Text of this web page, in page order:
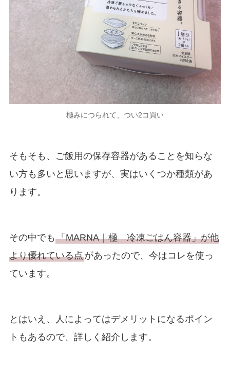
極みにつられて、つい2コ買い
そもそも、ご飯用の保存容器があることを知らな
い方も多いと思いますが、実はいくつか種類があ
ります。
その中でも 「MARNA｜極冷凍ごはん容器」が他
より優れている点があったので、今はコレを使っ
ています。
とはいえ、人によってはデメリットになるポイン
トもあるので、詳しく紹介します。